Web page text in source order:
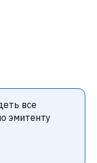
все
эмитенту